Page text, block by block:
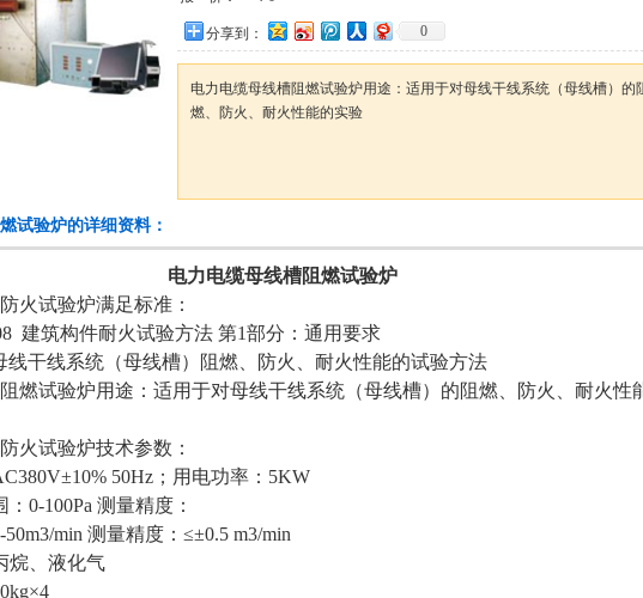
分享到： 0
电力电缆母线槽阻燃试验炉​用途：适用于对母线干线系统（母线槽）的
燃、防火、耐火性能的实验
试验炉的详细资料：
电力电缆母线槽阻燃试验炉
火试验炉​满足标准：
建筑构件耐火试验方法 第1部分：通用要求
线干线系统（母线槽）阻燃、防火、耐火性能的试验方法
燃试验炉​用途：适用于对母线干线系统（母线槽）的阻燃、防火、耐火性
火试验炉​技术参数：
50Hz；用电功率：5KW
0-100Pa 测量精度：
min 测量精度：≤±0.5 m3/min
烷、液化气